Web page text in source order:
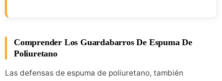
Comprender Los Guardabarros De Espuma De
Poliuretano
Las defensas de espuma de poliuretano, también